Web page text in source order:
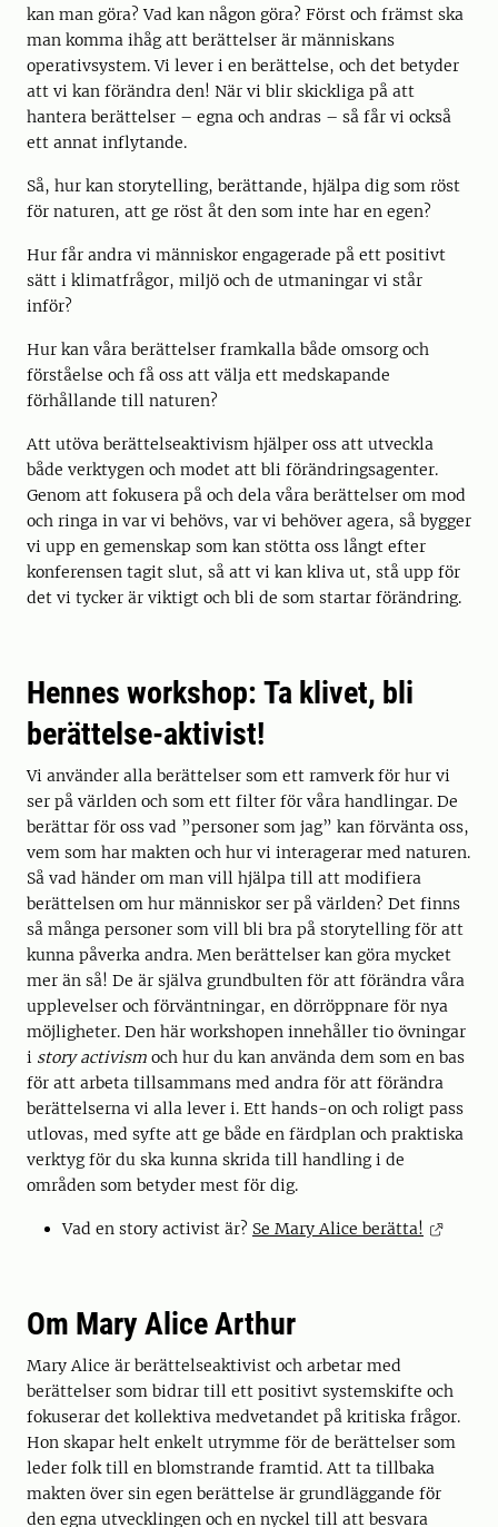
kan man göra? Vad kan någon göra? Först och främst ska
man komma ihåg att berättelser är människans
operativsystem. Vi lever i en berättelse, och det betyder
att vi kan förändra den! När vi blir skickliga på att
hantera berättelser – egna och andras – så får vi också
ett annat inflytande.
Så, hur kan storytelling, berättande, hjälpa dig som röst
för naturen, att ge röst åt den som inte har en egen?
Hur får andra vi människor engagerade på ett positivt
sätt i klimatfrågor, miljö och de utmaningar vi står
inför?
Hur kan våra berättelser framkalla både omsorg och
förståelse och få oss att välja ett medskapande
förhållande till naturen?
Att utöva berättelseaktivism hjälper oss att utveckla
både verktygen och modet att bli förändringsagenter.
Genom att fokusera på och dela våra berättelser om mod
och ringa in var vi behövs, var vi behöver agera, så bygger
vi upp en gemenskap som kan stötta oss långt efter
konferensen tagit slut, så att vi kan kliva ut, stå upp för
det vi tycker är viktigt och bli de som startar förändring.
Hennes workshop: Ta klivet, bli
berättelse-aktivist!
Vi använder alla berättelser som ett ramverk för hur vi
ser på världen och som ett filter för våra handlingar. De
berättar för oss vad ”personer som jag” kan förvänta oss,
vem som har makten och hur vi interagerar med naturen.
Så vad händer om man vill hjälpa till att modifiera
berättelsen om hur människor ser på världen? Det finns
så många personer som vill bli bra på storytelling för att
kunna påverka andra. Men berättelser kan göra mycket
mer än så! De är själva grundbulten för att förändra våra
upplevelser och förväntningar, en dörröppnare för nya
möjligheter. Den här workshopen innehåller tio övningar
i story activism och hur du kan använda dem som en bas
för att arbeta tillsammans med andra för att förändra
berättelserna vi alla lever i. Ett hands-on och roligt pass
utlovas, med syfte att ge både en färdplan och praktiska
verktyg för du ska kunna skrida till handling i de
områden som betyder mest för dig.
Vad en story activist är? Se Mary Alice berätta!
Om Mary Alice Arthur
Mary Alice är berättelseaktivist och arbetar med
berättelser som bidrar till ett positivt systemskifte och
fokuserar det kollektiva medvetandet på kritiska frågor.
Hon skapar helt enkelt utrymme för de berättelser som
leder folk till en blomstrande framtid. Att ta tillbaka
makten över sin egen berättelse är grundläggande för
den egna utvecklingen och en nyckel till att besvara